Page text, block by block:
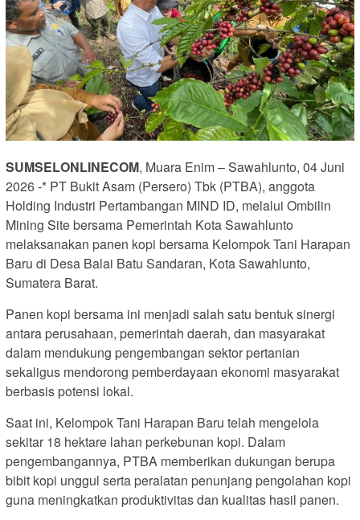
SUMSELONLINECOM, Muara Enim – Sawahlunto, 04 Juni
2026 -* PT Bukit Asam (Persero) Tbk (PTBA), anggota
Holding Industri Pertambangan MIND ID, melalui Ombilin
Mining Site bersama Pemerintah Kota Sawahlunto
melaksanakan panen kopi bersama Kelompok Tani Harapan
Baru di Desa Balai Batu Sandaran, Kota Sawahlunto,
Sumatera Barat.
Panen kopi bersama ini menjadi salah satu bentuk sinergi
antara perusahaan, pemerintah daerah, dan masyarakat
dalam mendukung pengembangan sektor pertanian
sekaligus mendorong pemberdayaan ekonomi masyarakat
berbasis potensi lokal.
Saat ini, Kelompok Tani Harapan Baru telah mengelola
sekitar 18 hektare lahan perkebunan kopi. Dalam
pengembangannya, PTBA memberikan dukungan berupa
bibit kopi unggul serta peralatan penunjang pengolahan kopi
guna meningkatkan produktivitas dan kualitas hasil panen.